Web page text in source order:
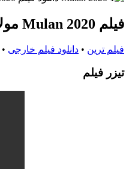
فیلم Mulan 2020 مولان
فیلم ترین • دانلود فیلم خارجی •
تيزر فيلم